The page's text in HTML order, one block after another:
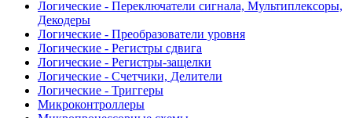
Логические - Переключатели сигнала, Мультиплексоры,
Декодеры
Логические - Преобразователи уровня
Логические - Регистры сдвига
Логические - Регистры-защелки
Логические - Счетчики, Делители
Логические - Триггеры
Микроконтроллеры